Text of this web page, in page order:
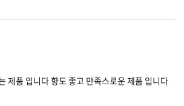
제품 입니다 향도 좋고 만족스로운 제품 입니다